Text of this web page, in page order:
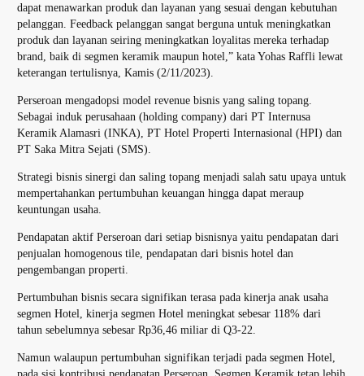
dapat menawarkan produk dan layanan yang sesuai dengan kebutuhan
pelanggan. Feedback pelanggan sangat berguna untuk meningkatkan
produk dan layanan seiring meningkatkan loyalitas mereka terhadap
brand, baik di segmen keramik maupun hotel,” kata Yohas Raffli lewat
keterangan tertulisnya, Kamis (2/11/2023).
Perseroan mengadopsi model revenue bisnis yang saling topang.
Sebagai induk perusahaan (holding company) dari PT Internusa
Keramik Alamasri (INKA), PT Hotel Properti Internasional (HPI) dan
PT Saka Mitra Sejati (SMS).
Strategi bisnis sinergi dan saling topang menjadi salah satu upaya untuk
mempertahankan pertumbuhan keuangan hingga dapat meraup
keuntungan usaha.
Pendapatan aktif Perseroan dari setiap bisnisnya yaitu pendapatan dari
penjualan homogenous tile, pendapatan dari bisnis hotel dan
pengembangan properti.
Pertumbuhan bisnis secara signifikan terasa pada kinerja anak usaha
segmen Hotel, kinerja segmen Hotel meningkat sebesar 118% dari
tahun sebelumnya sebesar Rp36,46 miliar di Q3-22.
Namun walaupun pertumbuhan signifikan terjadi pada segmen Hotel,